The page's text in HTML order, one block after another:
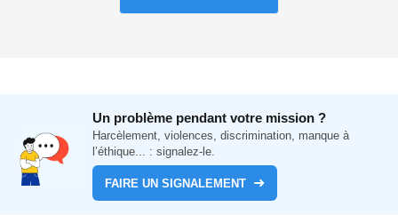
Un problème pendant votre mission ?
Harcèlement, violences, discrimination, manque à
l’éthique... : signalez-le.
FAIRE UN SIGNALEMENT